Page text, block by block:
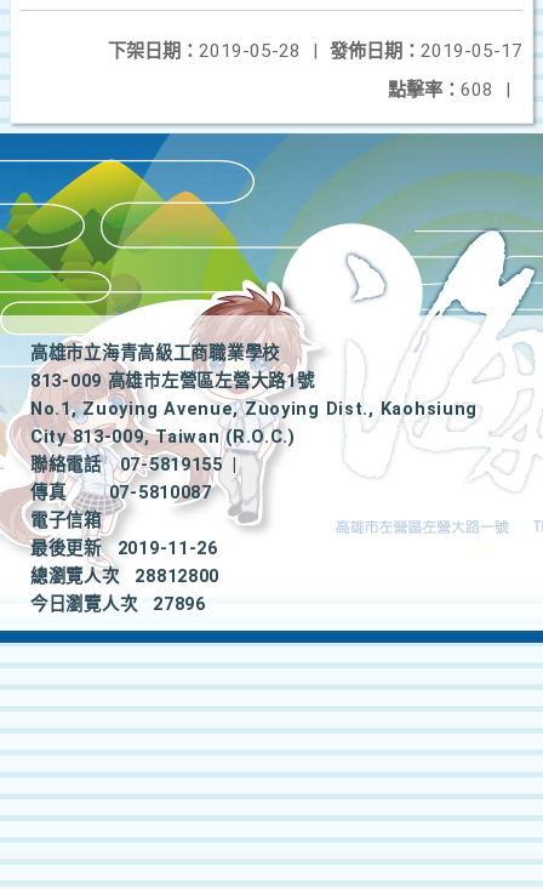
發佈日期： 2019-05-17
下架日期： 2019-05-28
|
點擊率： 608 |
高雄市立海青高級工商職業學校
813-009 高雄市左營區左營大路1號
No.1, Zuoying Avenue, Zuoying Dist., Kaohsiung
City 813-009, Taiwan (R.O.C.)
聯絡電話
07-5819155
|
傳真
07-5810087
電子信箱
最後更新
2019-11-26
總瀏覽人次
28812800
今日瀏覽人次
27896